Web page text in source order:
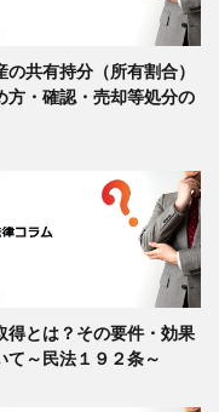
の共有持分（所有割合）
方・確認・売却等処分の
得とは？その要件・効果
て～民法１９２条～